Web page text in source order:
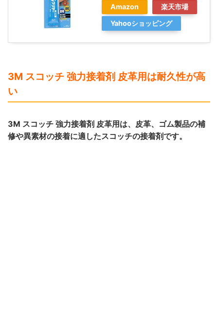
Amazon
楽天市場
Yahooショッピング
3M スコッチ 強力接着剤 皮革用は耐久性が高
い
3M スコッチ 強力接着剤 皮革用は、皮革、ゴム製品の補
修や異素材の接着に適したスコッチの接着剤です。